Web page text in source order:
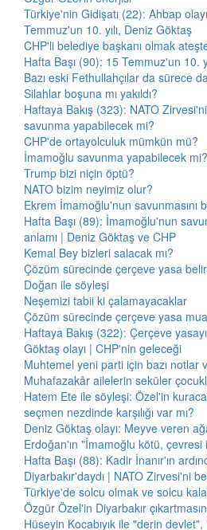
Türkiye'nin Gidişatı (22): Ahbap
Temmuz'un 10. yılı, Deniz Göktaş
CHP'li belediye başkanı olmak
Hafta Başı (90): 15 Temmuz'un 10.
Bazı eski Fethullahçılar da sürece
Silahlar boşuna mı yakıldı?
Haftaya Bakış (323): NATO
savunma yapabilecek mi?
CHP'de ortayolculuk mümkün mü?
İmamoğlu savunma yapabilecek mi?
Trump bizi niçin öptü?
NATO bizim neyimiz olur?
Ekrem İmamoğlu'nun savunmasını
Hafta Başı (89): İmamoğlu'nun
anlamı | Deniz Göktaş ve CHP
Kemal Bey bizleri salacak mı?
Çözüm sürecinde çerçeve yasa
Doğan ile söyleşi
Neşemizi tabii ki çalamayacaklar
Çözüm sürecinde çerçeve yasa
Haftaya Bakış (322): Çerçeve
Göktaş olayı | CHP'nin geleceği
Muhtemel yeni parti için bazı notlar
Muhafazakâr ailelerin seküler
Hatem Ete ile söyleşi: Özel'in
seçmen nezdinde karşılığı var mı?
Deniz Göktaş olayı: Meyve veren
Erdoğan'ın "İmamoğlu kötü, çevresi
Hafta Başı (88): Kadir İnanır'ın
Diyarbakır'daydı | NATO Zirvesi'ni
Türkiye'de solcu olmak ve solcu
Özgür Özel'in Diyarbakır
Hüseyin Kocabıyık ile "derin